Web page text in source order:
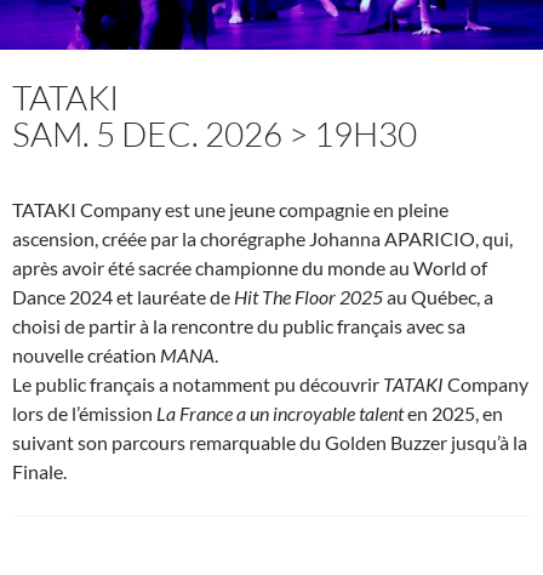
TATAKI
SAM. 5 DEC. 2026 > 19H30
TATAKI Company est une jeune compagnie en pleine
ascension, créée par la chorégraphe Johanna APARICIO, qui,
après avoir été sacrée championne du monde au World of
Dance 2024 et lauréate de Hit The Floor 2025au Québec, a
choisi de partir à la rencontre du public français avec sa
nouvelle création MANA.
Le public français a notamment pu découvrir TATAKI Company
lors de l’émission La France a un incroyable talenten 2025, en
suivant son parcours remarquable du Golden Buzzer jusqu’à la
Finale.